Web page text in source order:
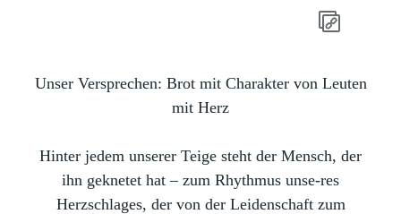
Unser Versprechen: Brot mit Charakter von Leuten
mit Herz
Hinter jedem unserer Teige steht der Mensch, der
ihn geknetet hat – zum Rhythmus unse-res
Herzschlages, der von der Leidenschaft zum